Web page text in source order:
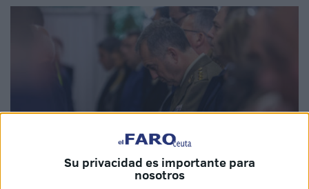
Su privacidad es importante para
nosotros